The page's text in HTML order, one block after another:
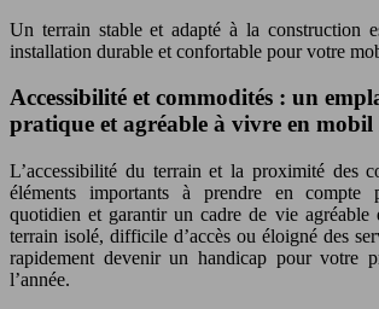
Un terrain stable et adapté à la construction
installation durable et confortable pour votre
Accessibilité et commodités : un
pratique et agréable à vivre en mobil
L’accessibilité du terrain et la proximité des
éléments importants à prendre en compte
quotidien et garantir un cadre de vie
terrain isolé, difficile d’accès ou éloigné des
rapidement devenir un handicap pour votre
l’année.